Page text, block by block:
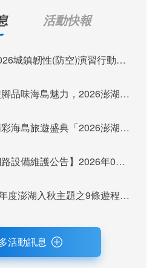
「2026城鎮韌性(防空)演習行動網路降速演練」訊息布達
用雙腳品味海島魅力，2026澎湖秋季觀光運動休閒主題活動報名倒數
最精彩海島旅遊盛典「2026澎湖秋瘋季」魅力登場
【網路設備維護公告】2026年07月28日（二）22：00~ 24:00 屆時將暫停網站服務，不便之處，尚祈見諒。
115年度澎湖入秋主題之9條遊程獲選，攜手業者拓展旅遊市場及客源
活動訊息
活動快報